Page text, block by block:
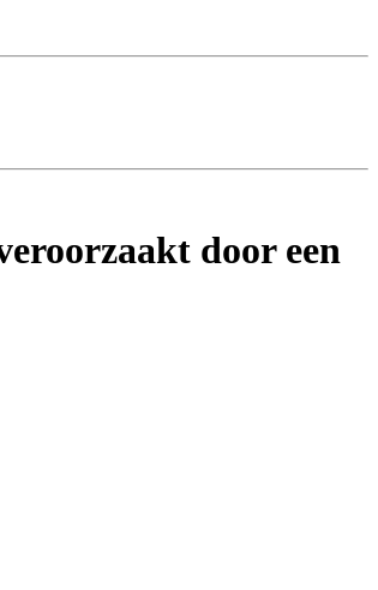
door een